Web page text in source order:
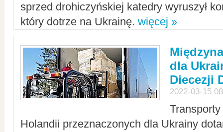
sprzed drohiczyńskiej katedry wyruszył
który dotrze na Ukrainę. więcej »
dla
Diecezji
2022-03-15
Holandii przeznaczonych dla Ukrainy